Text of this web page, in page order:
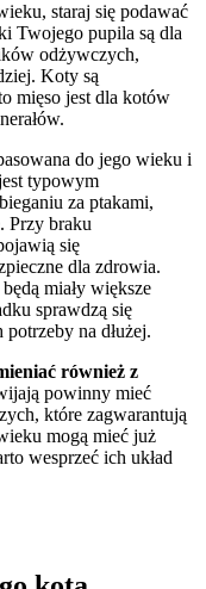
staraj się podawać
Twojego pupila są dla
odżywczych,
Koty są
mięso jest dla kotów
do jego wieku i
typowym
za ptakami,
Przy braku
się
dla zdrowia.
miały większe
sprawdzą się
na dłużej.
również z
powinny mieć
które zagwarantują
mogą mieć już
wesprzeć ich układ